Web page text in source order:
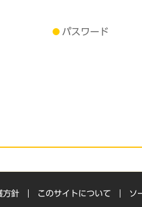
パスワード
方針 このサイトについて ソ